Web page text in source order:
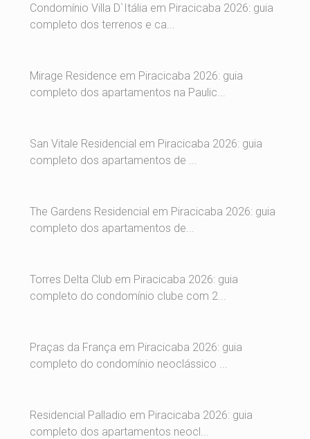
Condomínio Villa D`Itália em Piracicaba 2026: guia
completo dos terrenos e ca...
Mirage Residence em Piracicaba 2026: guia
completo dos apartamentos na Paulic...
San Vitale Residencial em Piracicaba 2026: guia
completo dos apartamentos de ...
The Gardens Residencial em Piracicaba 2026: guia
completo dos apartamentos de...
Torres Delta Club em Piracicaba 2026: guia
completo do condomínio clube com 2...
Praças da França em Piracicaba 2026: guia
completo do condomínio neoclássico ...
Residencial Palladio em Piracicaba 2026: guia
completo dos apartamentos neocl...